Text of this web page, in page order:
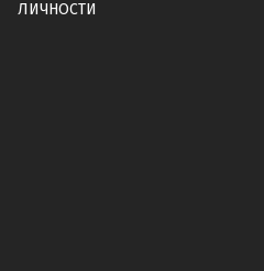
ЛИЧНОСТИ